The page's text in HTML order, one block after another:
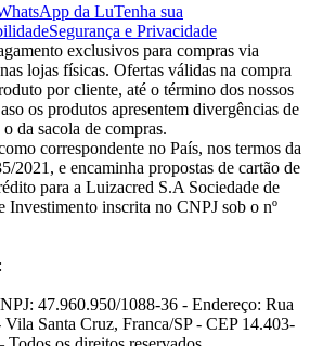
da LuTenha sua
Segurança e Privacidade
exclusivos para compras via
lojas físicas. Ofertas válidas na compra
por cliente, até o término dos nossos
os produtos apresentem divergências de
da sacola de compras.
correspondente no País, nos termos da
2021, e encaminha propostas de cartão de
para a Luizacred S.A Sociedade de
Investimento inscrita no CNPJ sob o nº
47.960.950/1088-36 - Endereço: Rua
Santa Cruz, Franca/SP - CEP 14.403-